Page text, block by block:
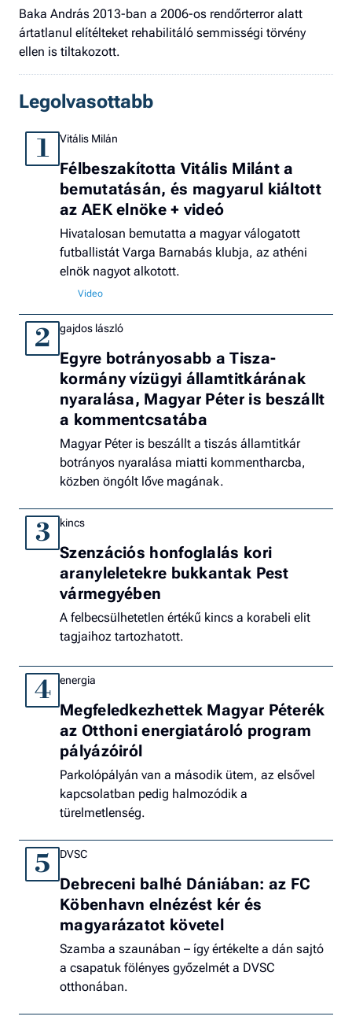
Baka András 2013-ban a 2006-os rendőrterror alatt
ártatlanul elítélteket rehabilitáló semmisségi törvény
ellen is tiltakozott.
Legolvasottabb
1 Vitális Milán
Félbeszakította Vitális Milánt a
bemutatásán, és magyarul kiáltott
az AEK elnöke + videó
Hivatalosan bemutatta a magyar válogatott
futballistát Varga Barnabás klubja, az athéni
elnök nagyot alkotott.
2 gajdos lászló
Egyre botrányosabb a Tisza-
kormány vízügyi államtitkárának
nyaralása, Magyar Péter is beszállt
a kommentcsatába
Magyar Péter is beszállt a tiszás államtitkár
botrányos nyaralása miatti kommentharcba,
közben öngólt lőve magának.
3 kincs
Szenzációs honfoglalás kori
aranyleletekre bukkantak Pest
vármegyében
A felbecsülhetetlen értékű kincs a korabeli elit
tagjaihoz tartozhatott.
4 energia
Megfeledkezhettek Magyar Péterék
az Otthoni energiatároló program
pályázóiról
Parkolópályán van a második ütem, az elsővel
kapcsolatban pedig halmozódik a
türelmetlenség.
5 DVSC
Debreceni balhé Dániában: az FC
Köbenhavn elnézést kér és
magyarázatot követel
Szamba a szaunában – így értékelte a dán sajtó
a csapatuk fölényes győzelmét a DVSC
otthonában.